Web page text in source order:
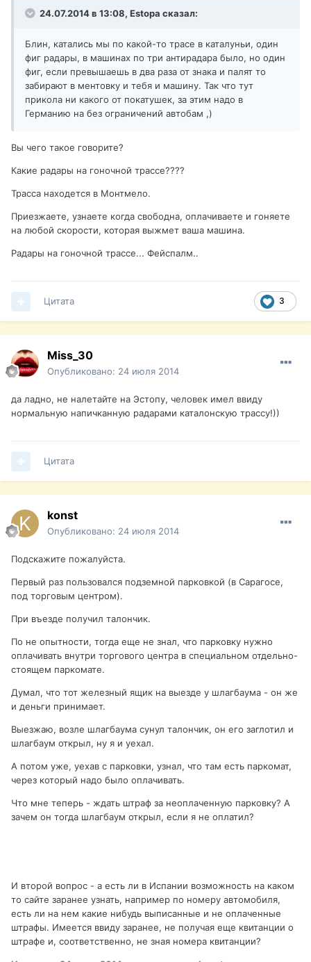
24.07.2014 в 13:08, Estopa сказал:
Блин, катались мы по какой-то трасе в каталуньи, один
фиг радары, в машинах по три антирадара было, но один
фиг, если превышаешь в два раза от знака и палят то
забирают в ментовку и тебя и машину. Так что тут
прикола ни какого от покатушек, за этим надо в
Германию на без ограничений автобам ,)
Вы чего такое говорите?
Какие радары на гоночной трассе????
Трасса находется в Монтмело.
Приезжаете, узнаете когда свободна, оплачиваете и гоняете
на любой скорости, которая выжмет ваша машина.
Радары на гоночной трассе... Фейспалм..
3
Цитата
Miss_30
Опубликовано: 24 июля 2014
да ладно, не налетайте на Эстопу, человек имел ввиду
нормальную напичканную радарами каталонскую трассу!))
Цитата
konst
Опубликовано: 24 июля 2014
Подскажите пожалуйста.
Первый раз пользовался подземной парковкой (в Сарагосе,
под торговым центром).
При въезде получил талончик.
По не опытности, тогда еще не знал, что парковку нужно
оплачивать внутри торгового центра в специальном отдельно-
стоящем паркомате.
Думал, что тот железный ящик на выезде у шлагбаума - он же
и деньги принимает.
Выезжаю, возле шлагбаума сунул талончик, он его заглотил и
шлагбаум открыл, ну я и уехал.
А потом уже, уехав с парковки, узнал, что там есть паркомат,
через который надо было оплачивать.
Что мне теперь - ждать штраф за неоплаченную парковку? А
зачем он тогда шлагбаум открыл, если я не оплатил?
И второй вопрос - а есть ли в Испании возможность на каком
то сайте заранее узнать, например по номеру автомобиля,
есть ли на нем какие нибудь выписанные и не оплаченные
штрафы. Имеется ввиду заранее, не получая еще квитанции о
штрафе и, соответственно, не зная номера квитанции?